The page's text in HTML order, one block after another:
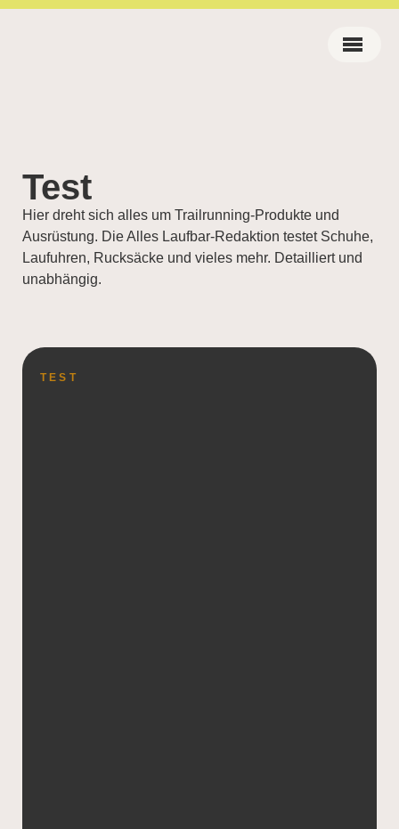
Test
Hier dreht sich alles um Trailrunning-Produkte und
Ausrüstung. Die Alles Laufbar-Redaktion testet Schuhe,
Laufuhren, Rucksäcke und vieles mehr. Detailliert und
unabhängig.
TEST